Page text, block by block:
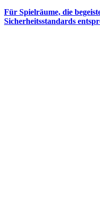
Für Spielräume, die
Sicherheitsstandards